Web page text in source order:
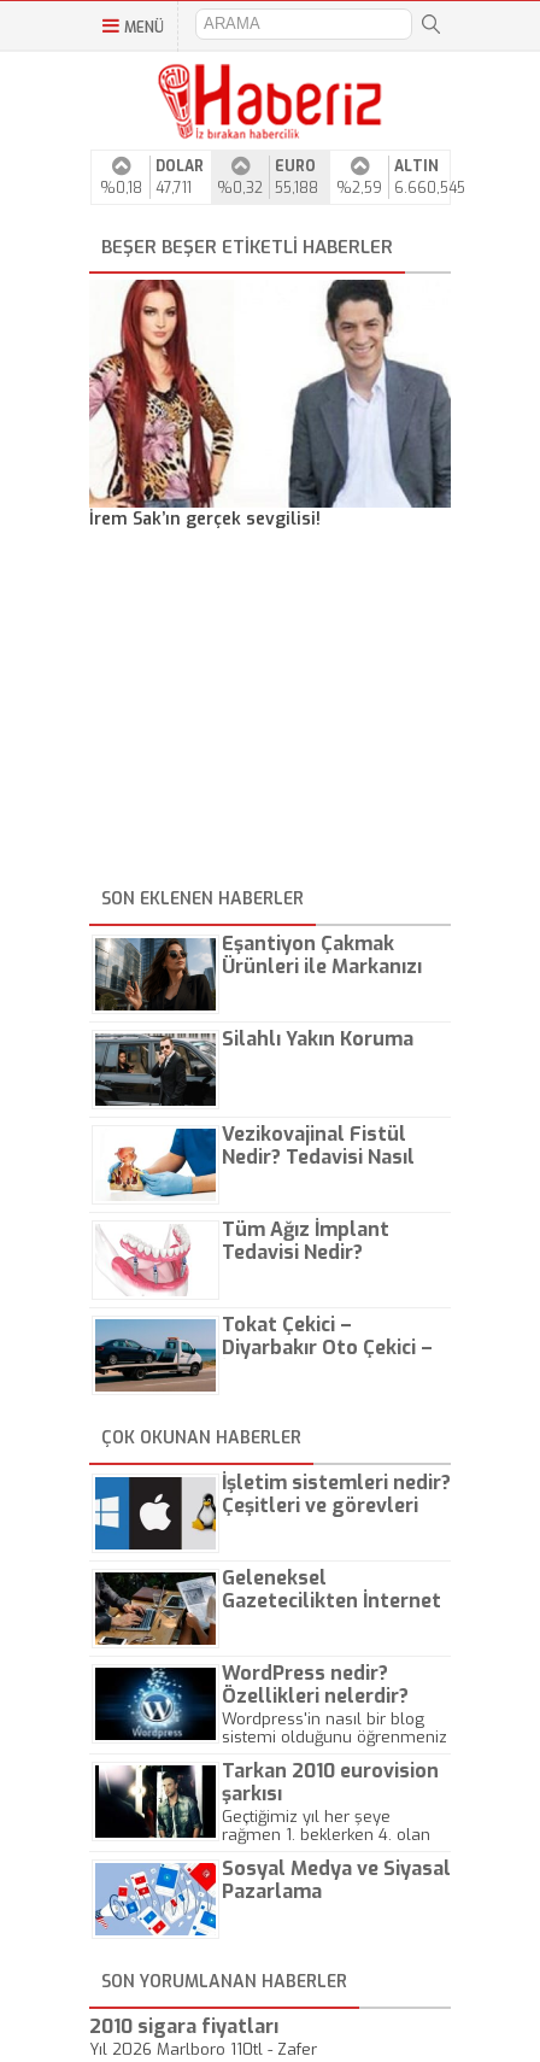
MENÜ
%0,18
DOLAR
47,711
%0,32
EURO
55,188
%2,59
ALTIN
6.660,545
BEŞER BEŞER ETIKETLI HABERLER
İrem Sak’ın gerçek sevgilisi!
SON EKLENEN HABERLER
Eşantiyon Çakmak
Ürünleri ile Markanızı
Silahlı Yakın Koruma
Vezikovajinal Fistül
Nedir? Tedavisi Nasıl
Tüm Ağız İmplant
Tedavisi Nedir?
Tokat Çekici –
Diyarbakır Oto Çekici –
ÇOK OKUNAN HABERLER
İşletim sistemleri nedir?
Çeşitleri ve görevleri
Geleneksel
Gazetecilikten İnternet
WordPress nedir?
Özellikleri nelerdir?
Wordpress'in nasıl bir blog
sistemi olduğunu öğrenmeniz
Tarkan 2010 eurovision
şarkısı
Geçtiğimiz yıl her şeye
rağmen 1. beklerken 4. olan
gösterisinin bu yarışmada
önemli olmadığını anlamıştır.
Sosyal Medya ve Siyasal
Pazarlama
SON YORUMLANAN HABERLER
2010 sigara fiyatları
Yıl 2026 Marlboro 110tl - Zafer